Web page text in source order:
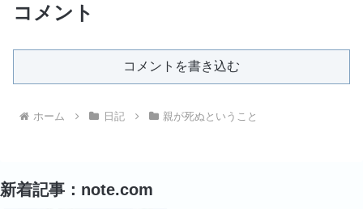
コメント
コメントを書き込む
ホーム 日記 親が死ぬということ
新着記事：note.com